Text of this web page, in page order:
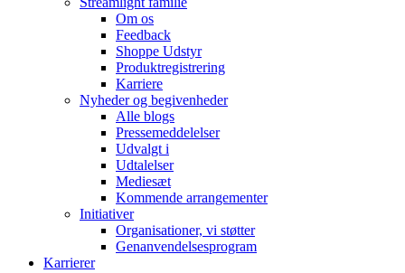
Om os
Feedback
Shoppe Udstyr
Produktregistrering
Karriere
Nyheder og begivenheder
Alle blogs
Pressemeddelelser
Udvalgt i
Udtalelser
Mediesæt
Kommende arrangementer
Initiativer
Organisationer, vi støtter
Genanvendelsesprogram
Karrierer